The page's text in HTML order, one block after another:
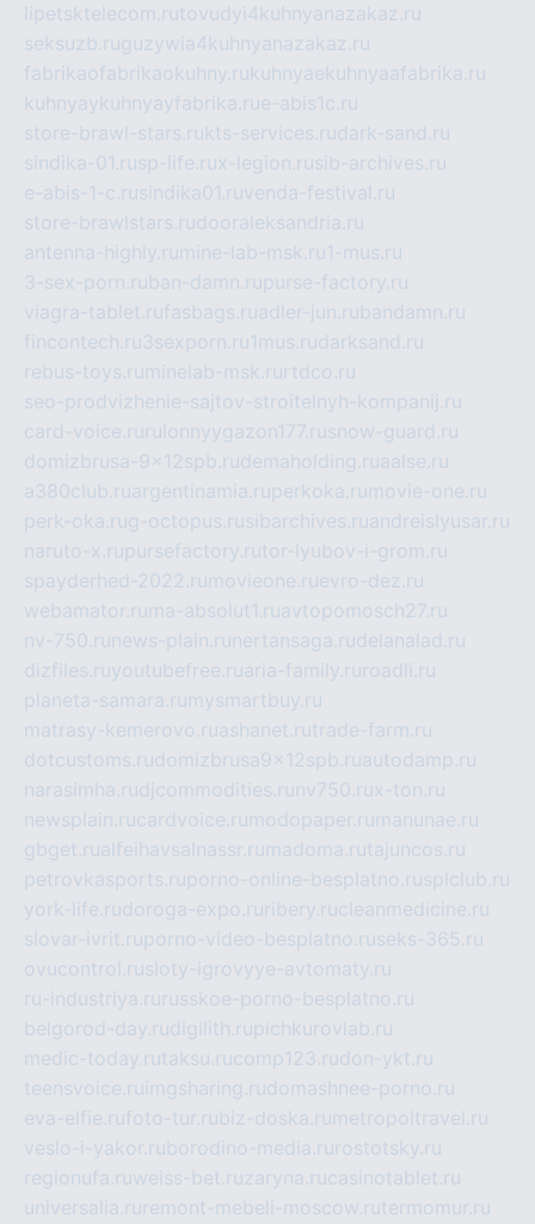
lipetsktelecom.rutovudyi4kuhnyanazakaz.ru
seksuzb.ruguzywia4kuhnyanazakaz.ru
fabrikaofabrikaokuhny.rukuhnyaekuhnyaafabrika.ru
kuhnyaykuhnyayfabrika.rue-abis1c.ru
store-brawl-stars.rukts-services.rudark-sand.ru
sindika-01.rusp-life.rux-legion.rusib-archives.ru
e-abis-1-c.rusindika01.ruvenda-festival.ru
store-brawlstars.rudooraleksandria.ru
antenna-highly.ru mine-lab-msk.ru1-mus.ru
3-sex-porn.ruban-damn.rupurse-factory.ru
viagra-tablet.rufasbags.ruadler-jun.rubandamn.ru
fincontech.ru3sexporn.ru1mus.rudarksand.ru
rebus-toys.ru minelab-msk.ru rtdco.ru
seo-prodvizhenie-sajtov-stroitelnyh-kompanij.ru
card-voice.ru rulonnyygazon177.rusnow-guard.ru
domizbrusa-9x12spb.rudemaholding.ruaalse.ru
a380club.ruargentinamia.ruperkoka.ru movie-one.ru
perk-oka.rug-octopus.rusibarchives.ruandreislyusar.ru
naruto-x.rupursefactory.rutor-lyubov-i-grom.ru
spayderhed-2022.ru movieone.ruevro-dez.ru
webamator.ru ma-absolut1.ruavtopomosch27.ru
nv-750.ru news-plain.ru nertansaga.rudelanalad.ru
dizfiles.ruyoutubefree.ruaria-family.ru roadli.ru
planeta-samara.ru mysmartbuy.ru
matrasy-kemerovo.ruashanet.rutrade-farm.ru
dotcustoms.rudomizbrusa9x12spb.ruautodamp.ru
narasimha.rudjcommodities.ru nv750.rux-ton.ru
newsplain.rucardvoice.ru modopaper.ru manunae.ru
gbget.rualfeihavsalnassr.ru madoma.rutajuncos.ru
petrovkasports.ruporno-online-besplatno.rusplclub.ru
york-life.rudoroga-expo.ru ribery.rucleanmedicine.ru
slovar-ivrit.ruporno-video-besplatno.ruseks-365.ru
ovucontrol.rusloty-igrovyye-avtomaty.ru
ru-industriya.ru russkoe-porno-besplatno.ru
belgorod-day.rudigilith.rupichkurovlab.ru
medic-today.rutaksu.rucomp123.rudon-ykt.ru
teensvoice.ru imgsharing.rudomashnee-porno.ru
eva-elfie.rufoto-tur.rubiz-doska.ru metropoltravel.ru
veslo-i-yakor.ruborodino-media.ru rostotsky.ru
regionufa.ruweiss-bet.ruzaryna.rucasinotablet.ru
universalia.ru remont-mebeli-moscow.rutermomur.ru